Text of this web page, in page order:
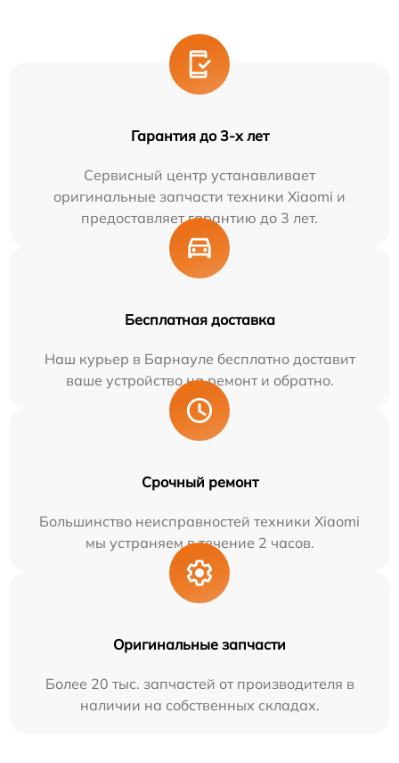
Гарантия до 3-х лет
Сервисный центр устанавливает
оригинальные запчасти техники Xiaomi и
предоставляет гарантию до 3 лет.
Бесплатная доставка
Наш курьер в Барнауле бесплатно доставит
ваше устройство на ремонт и обратно.
Срочный ремонт
Большинство неисправностей техники Xiaomi
мы устраняем в течение 2 часов.
Оригинальные запчасти
Более 20 тыс. запчастей от производителя в
наличии на собственных складах.